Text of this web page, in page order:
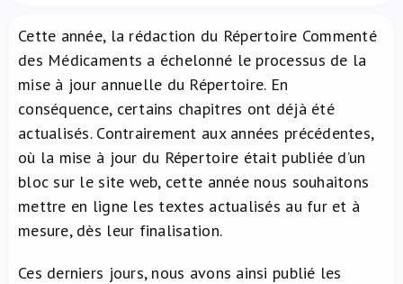
À propos de nous
Cette année, la rédaction du Répertoire Commenté
des Médicaments a échelonné le processus de la
mise à jour annuelle du Répertoire. En
conséquence, certains chapitres ont déjà été
actualisés. Contrairement aux années précédentes,
où la mise à jour du Répertoire était publiée d’un
bloc sur le site web, cette année nous souhaitons
mettre en ligne les textes actualisés au fur et à
mesure, dès leur finalisation.
Ces derniers jours, nous avons ainsi publié les